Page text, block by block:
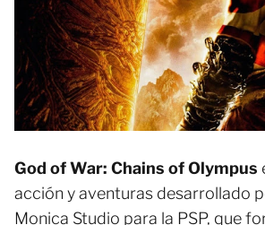
God of War: Chains of Olympus
acción y aventuras desarrollado
Monica Studio para la PSP, que